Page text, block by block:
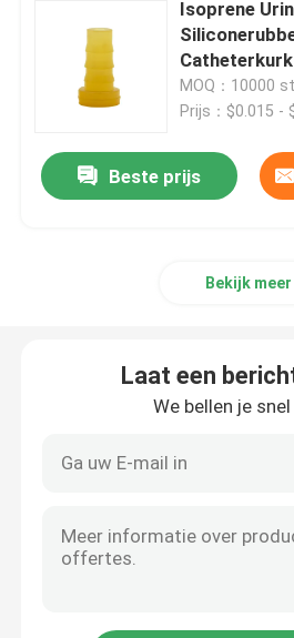
Spuittoebehoren
Butylrubberkurk
Medische Siliconebuis
Urinecathetertoebehoren
Isoprene
Catheterkurk
MOQ：10000
Prijs：$0.015 -
Beste prijs
Bekijk meer
Laat een
We bellen je